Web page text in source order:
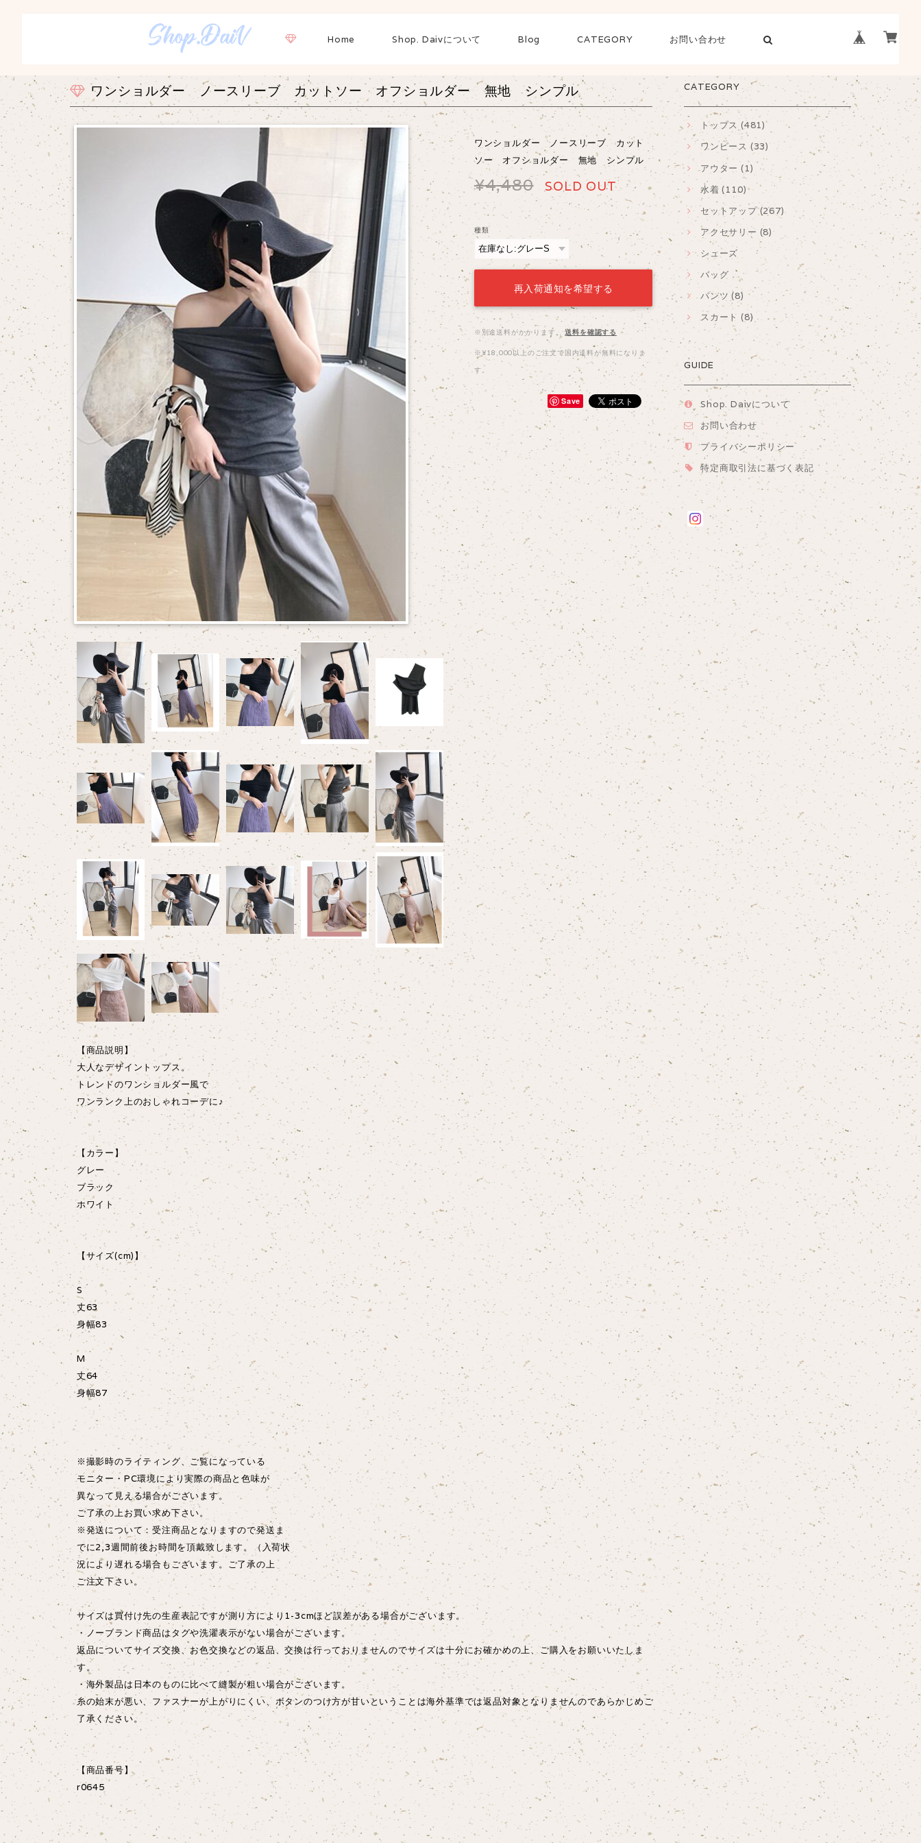
Home Shop. Daivについて Blog CATEGORY お問い合わせ
ワンショルダー ノースリーブ カットソー オフショルダー 無地 シンプル
ワンショルダー ノースリーブ カット
ソー オフショルダー 無地 シンプル
¥4,480 SOLD OUT
種類
再入荷通知を希望する
※別途送料がかかります。 送料を確認する
※¥18,000以上のご注文で国内送料が無料になりま
す。
Save
【商品説明】
大人なデザイントップス。
トレンドのワンショルダー風で
ワンランク上のおしゃれコーデに♪
【カラー】
グレー
ブラック
ホワイト
【サイズ(cm)】
S
丈63
身幅83
M
丈64
身幅87
※撮影時のライティング、ご覧になっている
モニター・PC環境により実際の商品と色味が
異なって見える場合がございます。
ご了承の上お買い求め下さい。
※発送について：受注商品となりますので発送ま
でに2,3週間前後お時間を頂戴致します。（入荷状
況により遅れる場合もございます。ご了承の上
ご注文下さい。
サイズは買付け先の生産表記ですが測り方により1-3cmほど誤差がある場合がございます。
・ノーブランド商品はタグや洗濯表示がない場合がございます。
返品についてサイズ交換、お色交換などの返品、交換は行っておりませんのでサイズは十分にお確かめの上、ご購入をお願いいたしま
す。
・海外製品は日本のものに比べて縫製が粗い場合がございます。
糸の始末が悪い、ファスナーが上がりにくい、ボタンのつけ方が甘いということは海外基準では返品対象となりませんのであらかじめご
了承ください。
【商品番号】
r0645
CATEGORY
トップス (481)
ワンピース (33)
アウター (1)
水着 (110)
セットアップ (267)
アクセサリー (8)
シューズ
バッグ
パンツ (8)
スカート (8)
GUIDE
Shop. Daivについて
お問い合わせ
プライバシーポリシー
特定商取引法に基づく表記